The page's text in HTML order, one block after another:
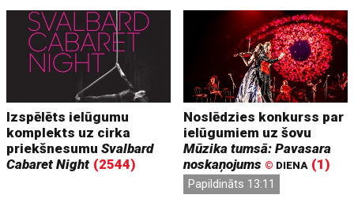
Izspēlēts ielūgumu
komplekts uz cirka
priekšnesumuSvalbard
Cabaret Night (2544)
Noslēdzies konkurss par
ielūgumiem uz šovu
Mūzika tumsā: Pavasara
noskaņojums © DIENA (1)
Papildināts 13:11